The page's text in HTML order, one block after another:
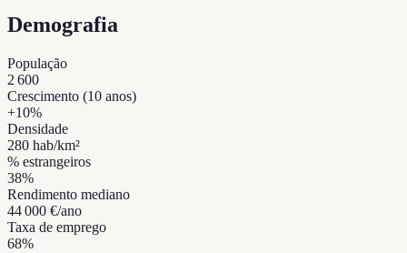
Demografia
População
2 600
Crescimento (10 anos)
+10%
Densidade
280 hab/km²
% estrangeiros
38%
Rendimento mediano
44 000 €/ano
Taxa de emprego
68%